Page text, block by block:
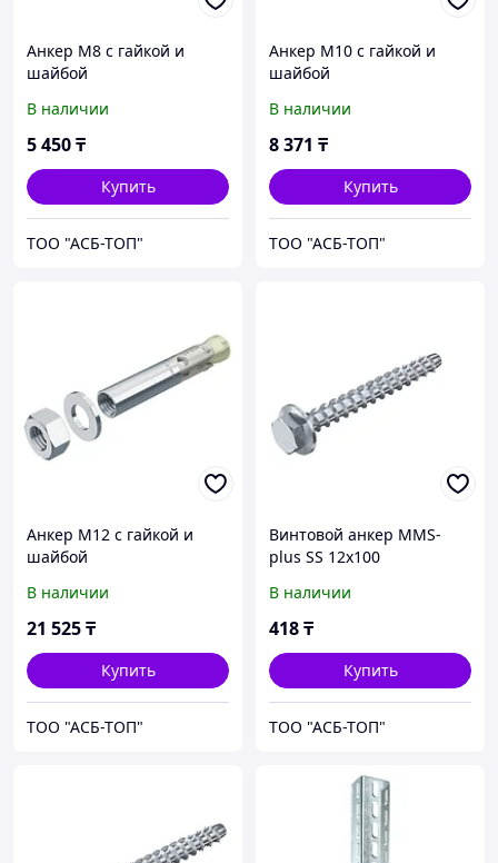
Анкер М8 с гайкой и
шайбой
В наличии
5 450₸
Купить
ТОО "АСБ-ТОП"
Анкер М10 с гайкой и
шайбой
В наличии
8 371 ₸
Купить
ТОО "АСБ-ТОП"
Анкер М12 с гайкой и
шайбой
В наличии
21 525₸
Купить
ТОО "АСБ-ТОП"
Винтовой анкер MMS-
plus SS 12x100
В наличии
418₸
Купить
ТОО "АСБ-ТОП"